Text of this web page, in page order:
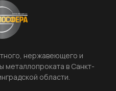
нержавеющего и
металлопроката в Санкт-
области.